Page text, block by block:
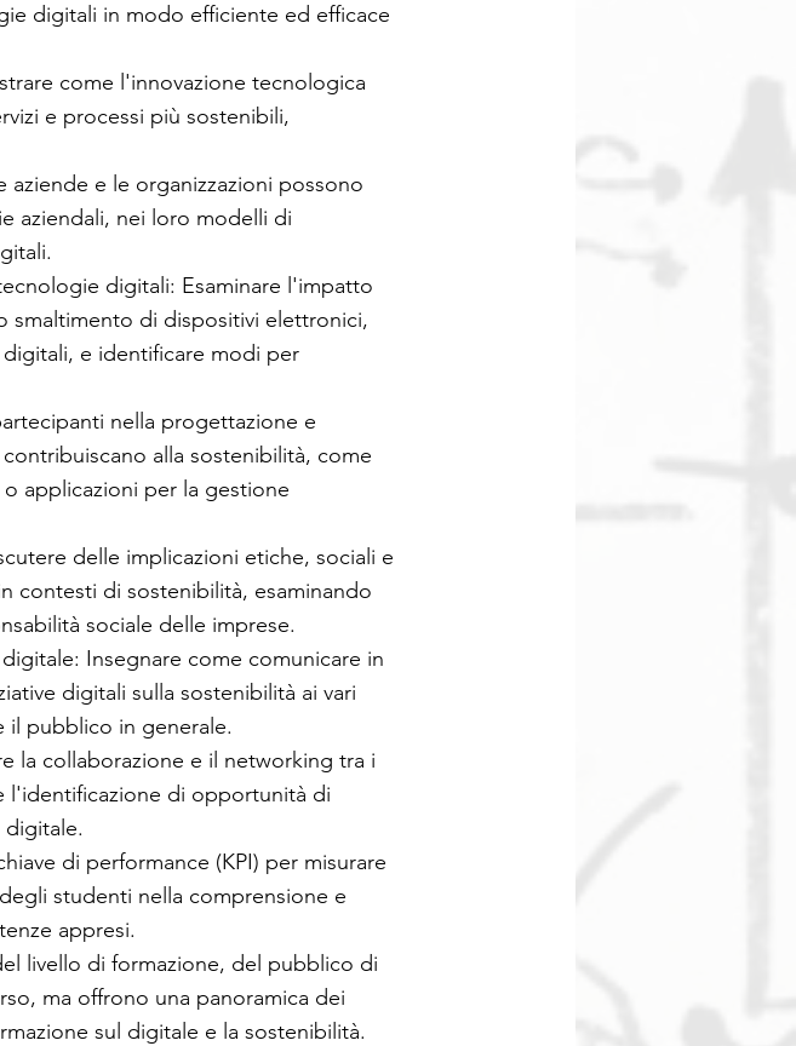
digitali in modo efficiente ed efficace
come l'innovazione tecnologica
e processi più sostenibili,
e le organizzazioni possono
aziendali, nei loro modelli di
digitali: Esaminare l'impatto
smaltimento di dispositivi elettronici,
e identificare modi per
nella progettazione e
alla sostenibilità, come
applicazioni per la gestione
delle implicazioni etiche, sociali e
contesti di sostenibilità, esaminando
sociale delle imprese.
Insegnare come comunicare in
digitali sulla sostenibilità ai vari
il pubblico in generale.
la collaborazione e il networking tra i
l'identificazione di opportunità di
di performance (KPI) per misurare
studenti nella comprensione e
appresi.
livello di formazione, del pubblico di
ma offrono una panoramica dei
sul digitale e la sostenibilità.